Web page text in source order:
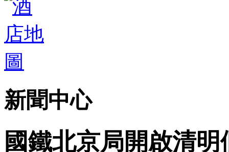
新聞中心
國鐵北京局開啟清